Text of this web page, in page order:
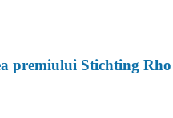
premiului Stichting